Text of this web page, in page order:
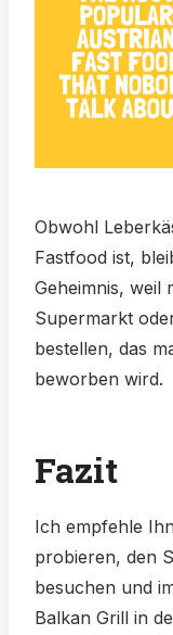
Obwohl
Fastfood ist,
Geheimnis, weil
Supermarkt
bestellen, das
beworben wird.
Fazit
Ich empfehle
probieren, den
besuchen und
Balkan Grill in